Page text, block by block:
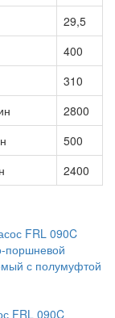
29,5
400
310
2800
500
2400
FRL 090C